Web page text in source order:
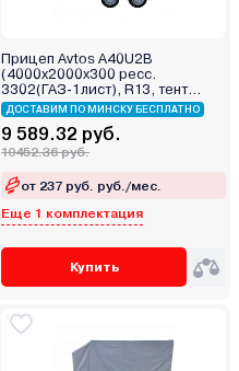
Прицеп Avtos A40U2B
(4000х2000х300 ресс.
3302(ГАЗ-1лист), R13, тент
1200мм Аэро 2ос)
ДОСТАВИМ ПО МИНСКУ БЕСПЛАТНО
9 589.32 руб.
10452.36 руб.
от 237 руб. руб./мес.
Еще 1 комплектация
Купить